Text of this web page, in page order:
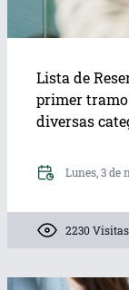
Lista de
primer
diversas
Lunes, 3 de
2230 Visitas